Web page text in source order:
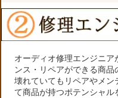
オーディオ修理エンジニ
ンス・リペアができる商品
壊れていてもリペアやメン
て商品が持つポテンシャ